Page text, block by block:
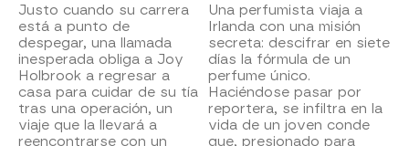
Justo cuando su carrera
está a punto de
despegar, una llamada
inesperada obliga a Joy
Holbrook a regresar a
casa para cuidar de su tía
tras una operación, un
viaje que la llevará a
reencontrarse con un
Una perfumista viaja a
Irlanda con una misión
secreta: descifrar en siete
días la fórmula de un
perfume único.
Haciéndose pasar por
reportera, se infiltra en la
vida de un joven conde
que, presionado para